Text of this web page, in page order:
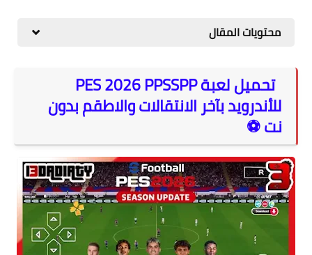
محتويات المقال
تحميل لعبة PES 2026 PPSSPP
للأندرويد بآخر الانتقالات والاطقم بدون
نت ⚽